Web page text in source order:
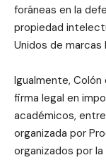
foráneas en la
propiedad
Unidos de marcas
Igualmente,
firma legal en
académicos,
organizada por
organizados por la